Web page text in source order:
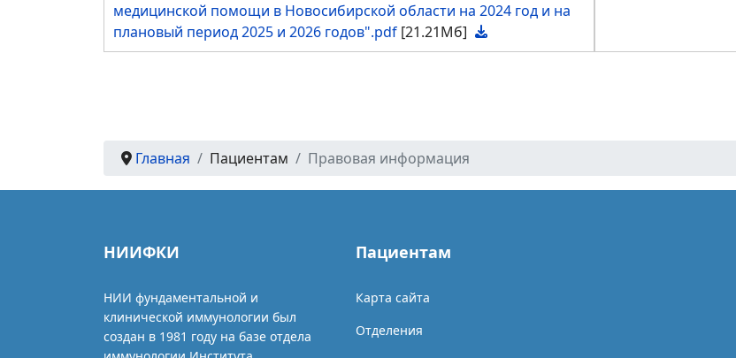
медицинской помощи в Новосибирской области на 2024 год и на
плановый период 2025 и 2026 годов".pdf [21.21Мб]
Главная Пациентам Правовая информация
НИИФКИ
НИИ фундаментальной и
клинической иммунологии был
создан в 1981 году на базе отдела
Пациентам
Карта сайта
Отделения